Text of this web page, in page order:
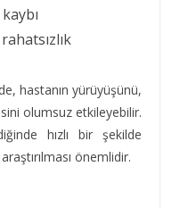
hastanın yürüyüşünü,
olumsuz etkileyebilir.
hızlı bir şekilde
önemlidir.